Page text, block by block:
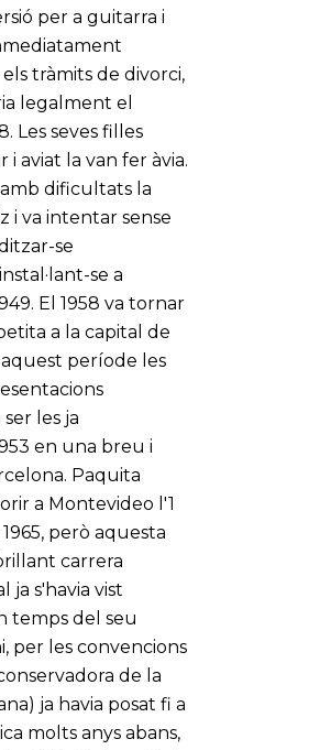
per a guitarra i
tràmits de divorci,
legalment el
Les seves filles
i aviat la van fer àvia.
dificultats la
i va intentar sense
se
se a
El 1958 va tornar
a la capital de
període les
les ja
en una breu i
Paquita
a Montevideo l'1
però aquesta
carrera
ja s'havia vist
temps del seu
per les convencions
de la
ja havia posat fi a
molts anys abans,